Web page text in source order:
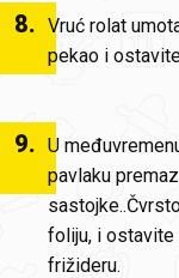
8. Vruć rolat
pekao i
9. U
pavlaku
foliju, i ostavite
frižideru.